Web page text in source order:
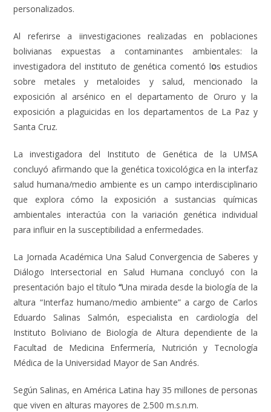
personalizados.
Al referirse a iinvestigaciones realizadas en poblaciones
bolivianas expuestas a contaminantes ambientales: la
investigadora del instituto de genética comentó los estudios
sobre metales y metaloides y salud, mencionado la
exposición al arsénico en el departamento de Oruro y la
exposición a plaguicidas en los departamentos de La Paz y
Santa Cruz.
La investigadora del Instituto de Genética de la UMSA
concluyó afirmando que la genética toxicológica en la interfaz
salud humana/medio ambiente es un campo interdisciplinario
que explora cómo la exposición a sustancias químicas
ambientales interactúa con la variación genética individual
para influir en la susceptibilidad a enfermedades.
La Jornada Académica Una Salud Convergencia de Saberes y
Diálogo Intersectorial en Salud Humana concluyó con la
presentación bajo el título“Una mirada desde la biología de la
altura “Interfaz humano/medio ambiente” a cargo de Carlos
Eduardo Salinas Salmón, especialista en cardiología del
Instituto Boliviano de Biología de Altura dependiente de la
Facultad de Medicina Enfermería, Nutrición y Tecnología
Médica de la Universidad Mayor de San Andrés.
Según Salinas, en América Latina hay 35 millones de personas
que viven en alturas mayores de 2.500 m.s.n.m.